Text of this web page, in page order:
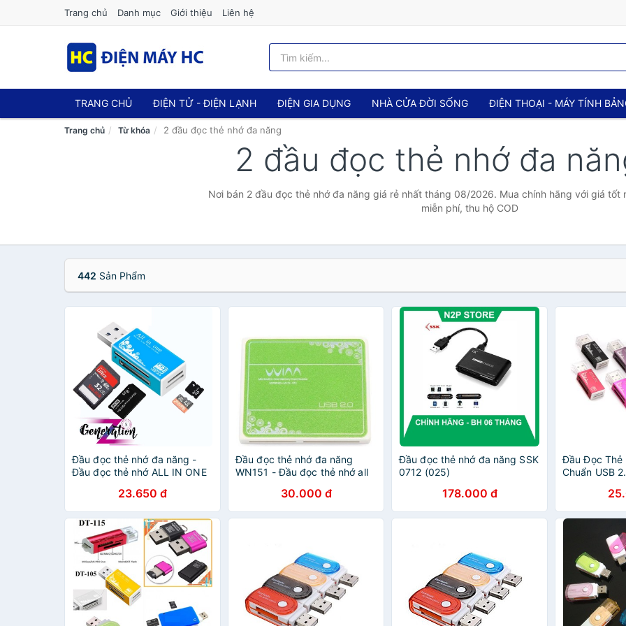
Trang chủ Danh mục Giới thiệu Liên hệ
TRANG CHỦ ĐIỆN TỬ - ĐIỆN LẠNH ĐIỆN GIA DỤNG NHÀ CỬA ĐỜI SỐNG ĐIỆN THOẠI - MÁY TÍNH
Trang chủ Từ khóa 2 đầu đọc thẻ nhớ đa năng
2 đầu đọc thẻ nhớ đa
Nơi bán 2 đầu đọc thẻ nhớ đa năng giá rẻ nhất tháng 08/2026. Mua chính hãng với giá tốt
miễn phí, thu hộ COD
442 Sản Phẩm
Đầu đọc thẻ nhớ đa năng -
Đầu đọc thẻ nhớ ALL IN ONE
23.650 đ
Đầu đọc thẻ nhớ đa năng
WN151 - Đầu đọc thẻ nhớ all
30.000 đ
Đầu đọc thẻ nhớ đa năng SSK
0712 (025)
178.000 đ
Đầu Đọc Thẻ
Chuẩn USB